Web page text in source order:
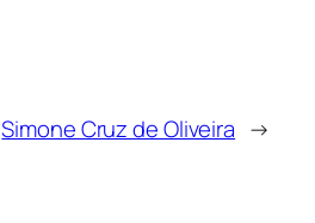
Simone Cruz de Oliveira →